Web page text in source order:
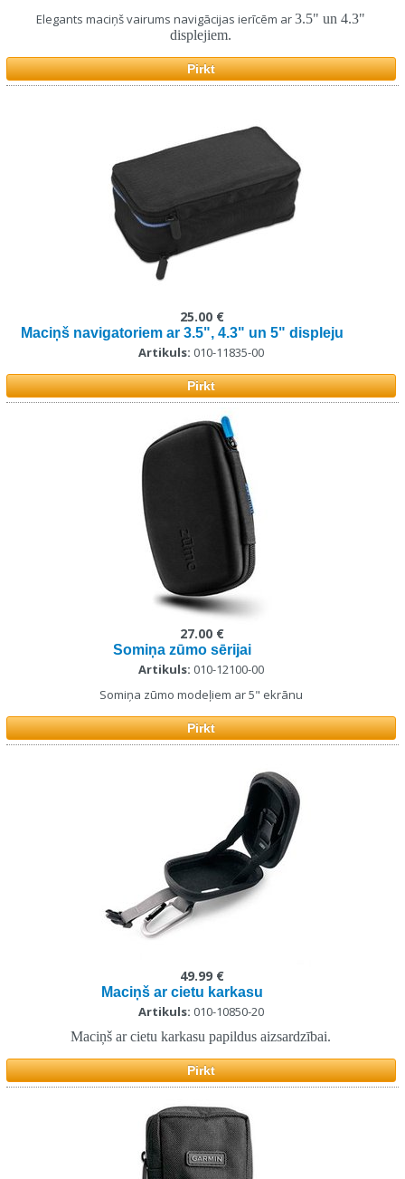
Elegants maciņš vairums navigācijas ierīcēm ar3.5" un 4.3"
displejiem.
Pirkt
Maciņš navigatoriem ar 3.5", 4.3" un 5" displeju
Artikuls: 010-11835-00
25.00 €
Pirkt
Somiņa zūmo sērijai
Artikuls: 010-12100-00
Somiņa zūmo modeļiem ar 5" ekrānu
27.00 €
Pirkt
Maciņš ar cietu karkasu
Artikuls: 010-10850-20
Maciņš ar cietu karkasu papildus aizsardzībai.
49.99 €
Pirkt